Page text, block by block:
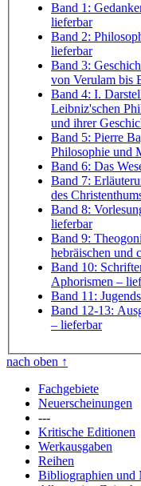
Band 1:
lieferbar
Band 2:
lieferbar
Band 3:
von Verulam bis
Band 4: I.
Leibniz'schen
und ihrer
Band 5: Pierre
Philosophie und
Band 6: Das
Band 7:
des
Band 8:
lieferbar
Band 9:
hebräischen und
Band 10:
Aphorismen –
Band 11:
Band 12-13:
– lieferbar
nach oben ↑
Fachgebiete
Neuerscheinungen
---
Kritische Editionen
Werkausgaben
Reihen
Bibliographien und